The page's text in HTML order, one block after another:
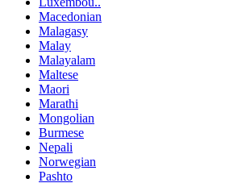
Macedonian
Malagasy
Malay
Malayalam
Maltese
Maori
Marathi
Mongolian
Burmese
Nepali
Norwegian
Pashto